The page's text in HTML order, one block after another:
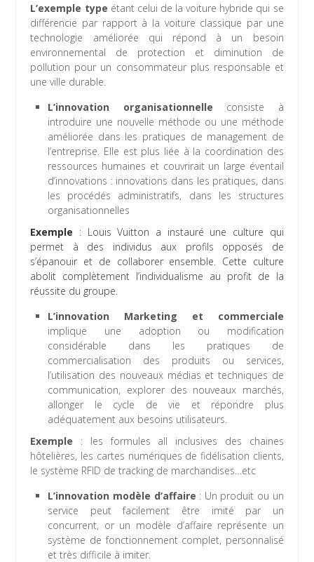
L’exemple type étant celui de la voiture hybride qui se
différencie par rapport à la voiture classique par une
technologie améliorée qui répond à un besoin
environnemental de protection et diminution de
pollution pour un consommateur plus responsable et
une ville durable.
L’innovation organisationnelle consiste à
introduire une nouvelle méthode ou une méthode
améliorée dans les pratiques de management de
l’entreprise. Elle est plus liée à la coordination des
ressources humaines et couvrirait un large éventail
d’innovations : innovations dans les pratiques, dans
les procédés administratifs, dans les structures
organisationnelles
Exemple : Louis Vuitton a instauré une culture qui
permet à des individus aux profils opposés de
s’épanouir et de collaborer ensemble. Cette culture
abolit complètement l’individualisme au profit de la
réussite du groupe.
L’innovation Marketing et commerciale
implique une adoption ou modification
considérable dans les pratiques de
commercialisation des produits ou services,
l’utilisation des nouveaux médias et techniques de
communication, explorer des nouveaux marchés,
allonger le cycle de vie et répondre plus
adéquatement aux besoins utilisateurs.
Exemple : les formules all inclusives des chaines
hôtelières, les cartes numériques de fidélisation clients,
le système RFID de tracking de marchandises…etc
L’innovation modèle d’affaire : Un produit ou un
service peut facilement être imité par un
concurrent, or un modèle d’affaire représente un
système de fonctionnement complet, personnalisé
et très difficile à imiter.